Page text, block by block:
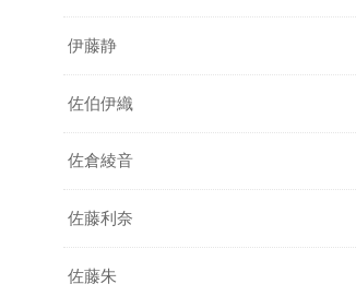
伊藤静
佐伯伊織
佐倉綾音
佐藤利奈
佐藤朱